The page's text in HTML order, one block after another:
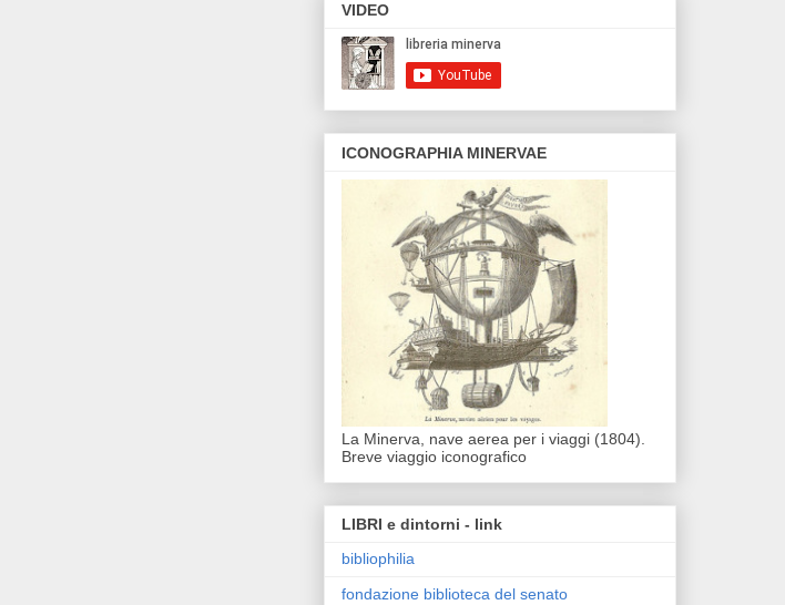
VIDEO
ICONOGRAPHIA MINERVAE
La Minerva, nave aerea per i viaggi (1804).
Breve viaggio iconografico
LIBRI e dintorni - link
bibliophilia
fondazione biblioteca del senato